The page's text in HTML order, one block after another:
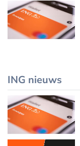
ING nieuws